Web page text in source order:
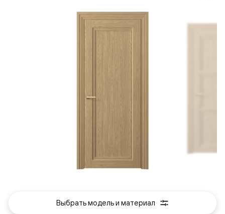
Выбрать модель и материал